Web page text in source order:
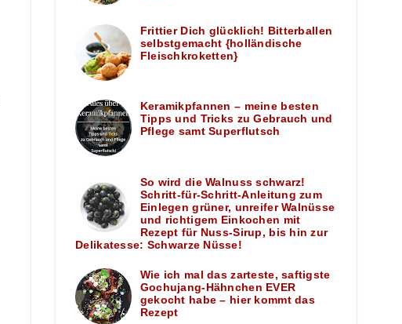
Frittier Dich glücklich! Bitterballen
selbstgemacht {holländische
Fleischkroketten}
Keramikpfannen – meine besten
Tipps und Tricks zu Gebrauch und
Pflege samt Superflutsch
So wird die Walnuss schwarz!
Schritt-für-Schritt-Anleitung zum
Einlegen grüner, unreifer Walnüsse
und richtigem Einkochen mit
Rezept für Nuss-Sirup, bis hin zur
Delikatesse: Schwarze Nüsse!
Wie ich mal das zarteste, saftigste
Gochujang-Hähnchen EVER
gekocht habe – hier kommt das
Rezept